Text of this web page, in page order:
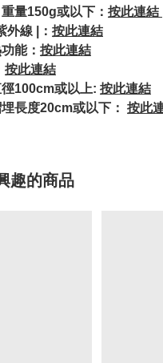
量150g或以下： 按此連結
線 |： 按此連結
能： 按此連結
按此連結
100cm或以上: 按此連結
長度20cm或以下： 按此
趣的商品